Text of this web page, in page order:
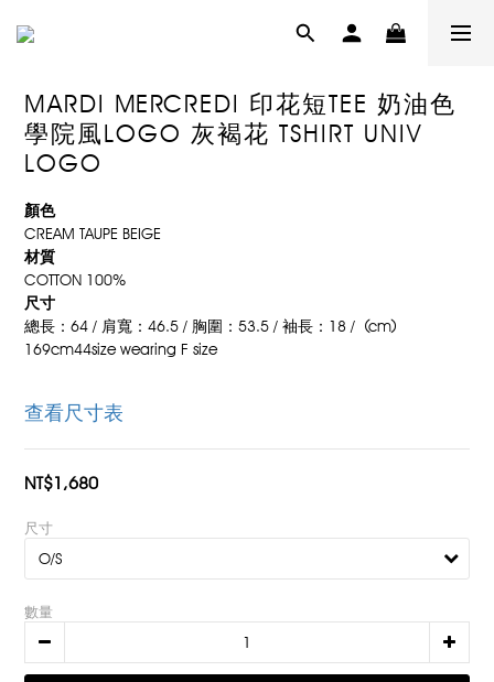
MARDI MERCREDI 印花短TEE 奶油色
學院風LOGO 灰褐花 TSHIRT UNIV
LOGO
顏色
CREAM TAUPE BEIGE
材質
COTTON 100%
尺寸
總長：64 / 肩寬：46.5 / 胸圍：53.5 / 袖長：18 /  (cm)
169cm44size wearing F size
查看尺寸表
NT$1,680
尺寸
數量